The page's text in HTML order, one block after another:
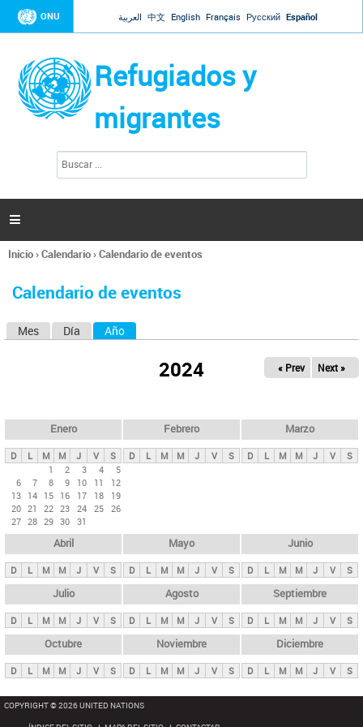
Jump to navigation
ONU العربية 中文 English Français Русский Español
Refugiados y
migrantes
l
d
s

Se
usted
Inicio›Calendario›Calendario de eventos
Calendario de eventos
s
p
n
i
p
a
l
s
Mes Día Año
2024 « Prev Next »
Enero
D L M M J V
S
1
2 3 4
5
6
7 8 9 10 11
12
13 14 15 16 17 18
19
20 21 22 23 24 25 26
27 28 29 30 31
Febrero
D L M M J V S
Marzo
D L M M J V S
Abril
D L M M J V S
Mayo
D L M M J V S
Junio
D L M M J V S
Julio
D L M M J V S
Agosto
D L M M J V S
Septiembre
D L M M J V S
Octubre
D L M M J V S
Noviembre
D L M M J V S
Diciembre
D L M M J V S
COPYRIGHT © 2026 UNITED NATIONS